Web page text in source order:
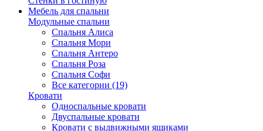
Мебель для спальни
Модульные спальни
Спальня Алиса
Спальня Мори
Спальня Антеро
Спальня Роза
Спальня Софи
Все категории (19)
Кровати
Односпальные кровати
Двуспальные кровати
Кровати с выдвижными ящиками